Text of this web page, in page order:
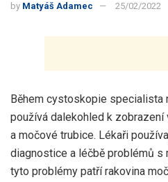
by Matyáš Adamec 25/02/2022
Během cystoskopie specialista
používá dalekohled k zobrazení
a močové trubice. Lékaři
diagnostice a léčbě problémů
tyto problémy patří rakovina